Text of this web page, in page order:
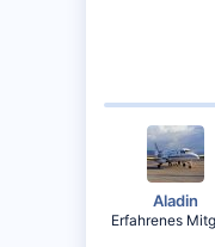
Aladin
Erfahrenes